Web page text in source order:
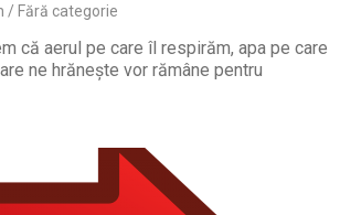
Fără categorie
că aerul pe care îl respirăm, apa pe care
ne hrănește vor rămâne pentru